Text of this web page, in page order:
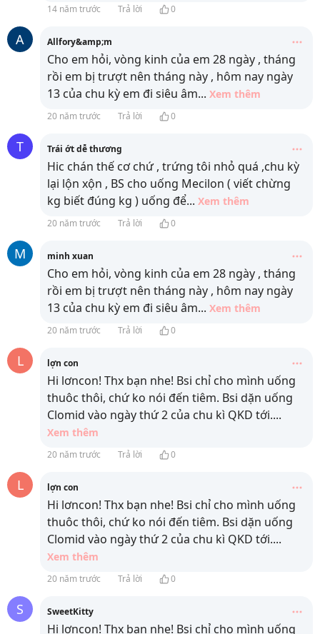
14 năm trước Trả lời 0
A Allfory&amp;m
Cho em hỏi, vòng kinh của em 28 ngày , tháng
rồi em bị trượt nên tháng này , hôm nay ngày
13 của chu kỳ em đi siêu âm... Xem thêm
20 năm trước Trả lời 0
T Trái ớt dễ thương
Hic chán thế cơ chứ , trứng tôi nhỏ quá ,chu kỳ
lại lộn xộn , BS cho uống Mecilon ( viết chừng
kg biết đúng kg ) uống để... Xem thêm
20 năm trước Trả lời 0
M minh xuan
Cho em hỏi, vòng kinh của em 28 ngày , tháng
rồi em bị trượt nên tháng này , hôm nay ngày
13 của chu kỳ em đi siêu âm... Xem thêm
20 năm trước Trả lời 0
L lợn con
Hi lơncon! Thx bạn nhe! Bsi chỉ cho mình uống
thuôc thôi, chứ ko nói đến tiêm. Bsi dặn uống
Clomid vào ngày thứ 2 của chu kì QKD tới....
Xem thêm
20 năm trước Trả lời 0
L lợn con
Hi lơncon! Thx bạn nhe! Bsi chỉ cho mình uống
thuôc thôi, chứ ko nói đến tiêm. Bsi dặn uống
Clomid vào ngày thứ 2 của chu kì QKD tới....
Xem thêm
20 năm trước Trả lời 0
S SweetKitty
Hi lơncon! Thx bạn nhe! Bsi chỉ cho mình uống